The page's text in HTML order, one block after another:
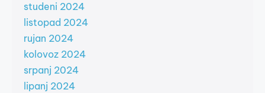
studeni 2024
listopad 2024
rujan 2024
kolovoz 2024
srpanj 2024
lipanj 2024